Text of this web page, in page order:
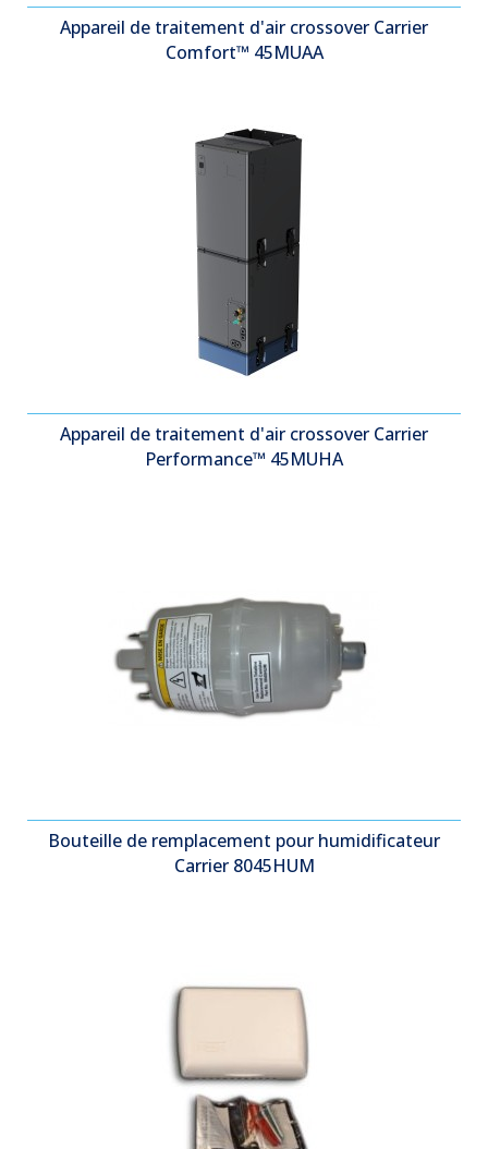
Appareil de traitement d'air crossover Carrier
Comfort™ 45MUAA
Appareil de traitement d'air crossover Carrier
Performance™ 45MUHA
Bouteille de remplacement pour humidificateur
Carrier 8045HUM